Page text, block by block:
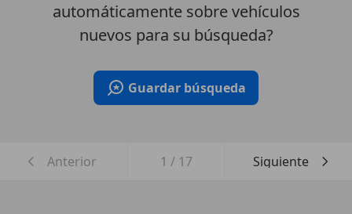
automáticamente sobre vehículos
nuevos para su búsqueda?
Guardar búsqueda
Anterior 1 / 17 Siguiente